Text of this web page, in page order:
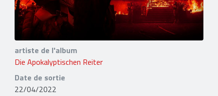
artiste de l'album
Die Apokalyptischen Reiter
Date de sortie
22/04/2022